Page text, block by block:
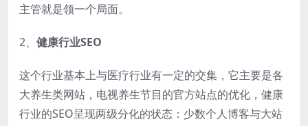
主管就是领一个局面。
2、 健康行业SEO
这个行业基本上与医疗行业有一定的交集，它主要是各
大养生类网站，电视养生节目的官方站点的优化，健康
行业的SEO呈现两级分化的状态：少数个人博客与大站